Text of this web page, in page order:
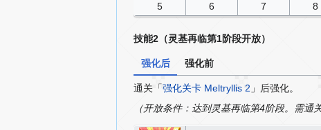
5
6 7 8
技能2（灵基再临第1阶段开放）
强化后 强化前
通关「强化关卡 Meltryllis 2 」后强化。
（开放条件：达到灵基再临第4阶段。需通